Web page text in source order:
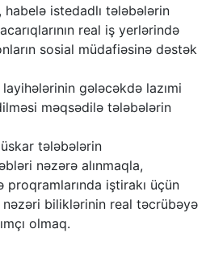
habelə istedadlı tələbələrin
real iş yerlərində
sosial müdafiəsinə dəstək
gələcəkdə lazımi
məqsədilə tələbələrin
tələbələrin
nəzərə alınmaqla,
iştirakı üçün
biliklərinin real təcrübəyə
olmaq.